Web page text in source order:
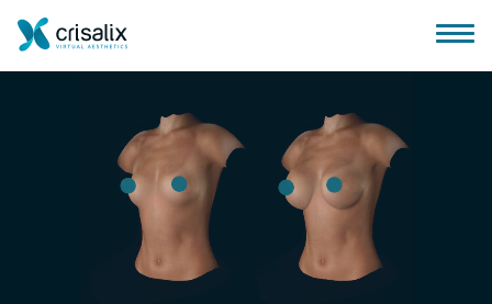
บ้านของหมอผ่าตัด
แพลตฟอร์มธุรกิจ 3D